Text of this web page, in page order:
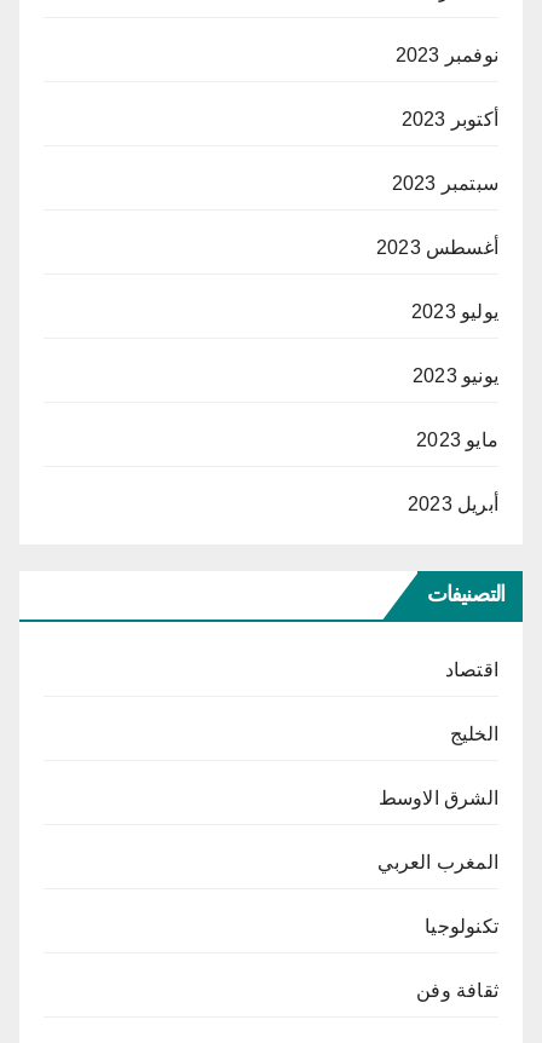
نوفمبر 2023
أكتوبر 2023
سبتمبر 2023
أغسطس 2023
يوليو 2023
يونيو 2023
مايو 2023
أبريل 2023
التصنيفات
اقتصاد
الخليج
الشرق الاوسط
المغرب العربي
تكنولوجيا
ثقافة وفن